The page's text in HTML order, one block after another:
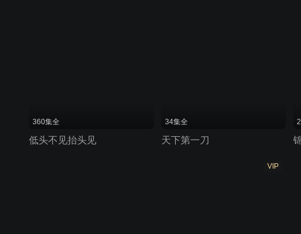
360集全
低头不见抬头见
34集全
天下第一刀
VIP